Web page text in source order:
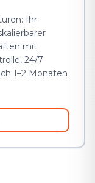
Ihr
mit
24/7
1–2 Monaten